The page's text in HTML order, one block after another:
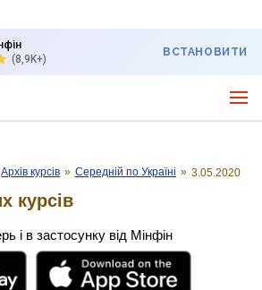
(8,9K+)
ВСТАНОВИТИ
Архів курсів » Середній по Україні » 3.05.2020
курсів
і в застосунку від Мінфін